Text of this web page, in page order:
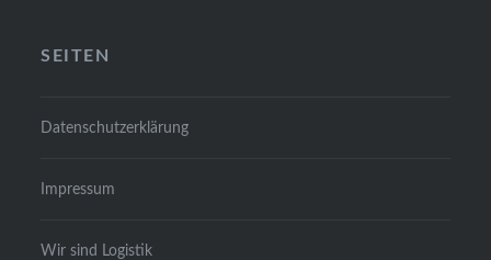
SEI­TEN
Daten­schutz­er­klä­rung
Impres­sum
Wir sind Logis­tik